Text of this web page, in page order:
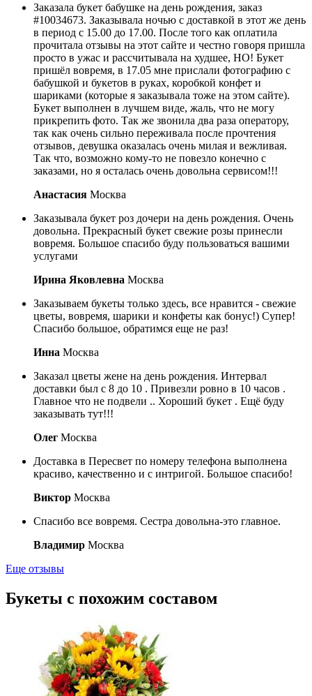
Заказала букет бабушке на день рождения, заказ
#10034673. Заказывала ночью с доставкой в этот же день
в период с 15.00 до 17.00. После того как оплатила
прочитала отзывы на этот сайте и честно говоря пришла
просто в ужас и рассчитывала на худшее, НО! Букет
пришёл вовремя, в 17.05 мне прислали фотографию с
бабушкой и букетов в руках, коробкой конфет и
шариками (которые я заказывала тоже на этом сайте).
Букет выполнен в лучшем виде, жаль, что не могу
прикрепить фото. Так же звонила два раза оператору,
так как очень сильно переживала после прочтения
отзывов, девушка оказалась очень милая и вежливая.
Так что, возможно кому-то не повезло конечно с
заказами, но я осталась очень довольна сервисом!!!
Анастасия Москва
Заказывала букет роз дочери на день рождения. Очень
довольна. Прекрасный букет свежие розы принесли
вовремя. Большое спасибо буду пользоваться вашими
услугами
Ирина Яковлевна Москва
Заказываем букеты только здесь, все нравится - свежие
цветы, вовремя, шарики и конфеты как бонус!) Супер!
Спасибо большое, обратимся еще не раз!
Инна Москва
Заказал цветы жене на день рождения. Интервал
доставки был с 8 до 10 . Привезли ровно в 10 часов .
Главное что не подвели .. Хороший букет . Ещё буду
заказывать тут!!!
Олег Москва
Доставка в Пересвет по номеру телефона выполнена
красиво, качественно и с интригой. Большое спасибо!
Виктор Москва
Спасибо все вовремя. Сестра довольна-это главное.
Владимир Москва
Еще отзывы
Букеты с похожим составом